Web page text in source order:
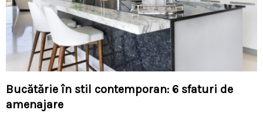
Bucătărie în stil contemporan: 6 sfaturi de
amenajare